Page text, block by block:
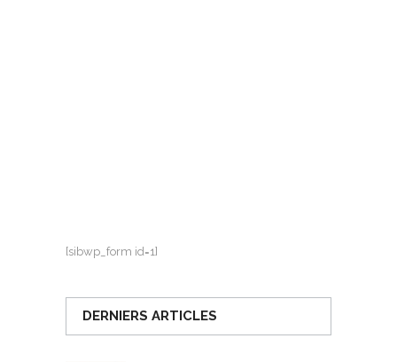
[sibwp_form id=1]
DERNIERS ARTICLES